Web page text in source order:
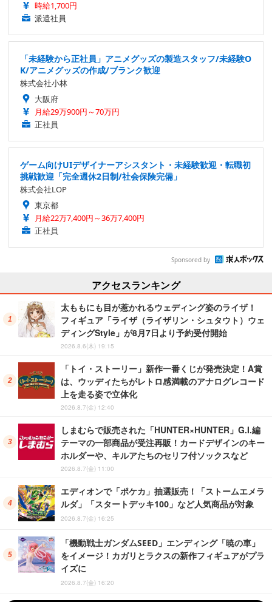
時給1,700円
派遣社員
「未経験から正社員」アニメグッズの製造スタッフ/未経験O
K/アニメグッズの作成/ブランク歓迎
株式会社小林
大阪府
月給29万900円～70万円
正社員
ゲーム向けUIデザイナーアシスタント・未経験歓迎・転職初
挑戦歓迎「完全週休2日制/社会保険完備」
株式会社LOP
東京都
月給22万7,400円～36万7,400円
正社員
Sponsored by
アクセスランキング
太ももにも目が惹かれるウェディング姿のライザ！
フィギュア「ライザ（ライザリン・シュタウト）ウェ
ディングStyle」が8月7日より予約受付開始
2026.8.6(木) 19:15
「トイ・ストーリー」新作一番くじが発売決定！A賞
は、ウッディたちがレトロ感満載のアナログレコード
上を走る姿で立体化
2026.8.7(金) 12:40
しまむらで販売された「HUNTER×HUNTER」G.I.編
テーマの一部商品が受注再販！カードデザインのキー
ホルダーや、キルアたちのセリフ付ソックスなど
2026.8.7(金) 11:00
エディオンで「ポケカ」抽選販売！「ストームエメラ
ルダ」「スタートデッキ100」など人気商品が対象
2026.8.7(金) 16:25
「機動戦士ガンダムSEED」エンディング「暁の車」
をイメージ！カガリとラクスの新作フィギュアがプラ
イズに
2026.8.7(金) 16:20